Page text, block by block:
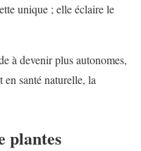
unique ; elle éclaire le
à devenir plus autonomes,
en santé naturelle, la
plantes